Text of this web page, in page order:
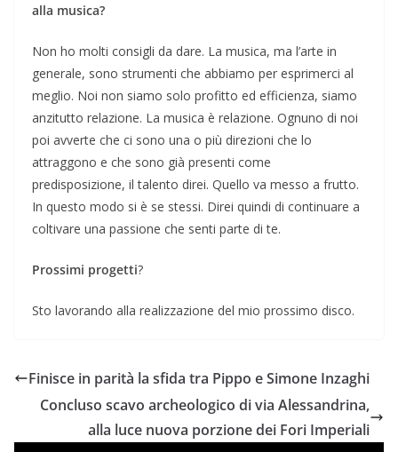
alla musica?
Non ho molti consigli da dare. La musica, ma l’arte in
generale, sono strumenti che abbiamo per esprimerci al
meglio. Noi non siamo solo profitto ed efficienza, siamo
anzitutto relazione. La musica è relazione. Ognuno di noi
poi avverte che ci sono una o più direzioni che lo
attraggono e che sono già presenti come
predisposizione, il talento direi. Quello va messo a frutto.
In questo modo si è se stessi. Direi quindi di continuare a
coltivare una passione che senti parte di te.
Prossimi progetti?
Sto lavorando alla realizzazione del mio prossimo disco.
Finisce in parità la sfida tra Pippo e Simone Inzaghi
Concluso scavo archeologico di via Alessandrina,
alla luce nuova porzione dei Fori Imperiali